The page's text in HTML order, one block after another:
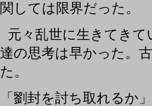
関しては限界だった。
元々乱世に生きてき
達の思考は早かった。
た。
「劉封を討ち取れるか」